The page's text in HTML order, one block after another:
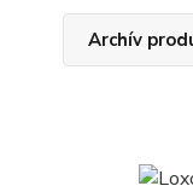
Archív